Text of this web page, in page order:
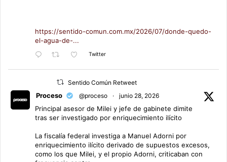
https://sentido-comun.com.mx/2026/07/donde-quedo-
el-agua-de-...
Twitter
Sentido Común Retweet
Proceso @proceso · junio 28, 2026
Principal asesor de Milei y jefe de gabinete dimite
tras ser investigado por enriquecimiento ilícito
La fiscalía federal investiga a Manuel Adorni por
enriquecimiento ilícito derivado de supuestos excesos,
como los que Milei, y el propio Adorni, criticaban con